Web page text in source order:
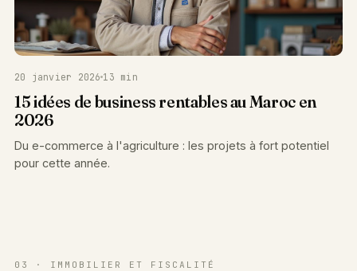
20 janvier 2026 13 min
15 idées de business rentables au Maroc en
2026
Du e-commerce à l'agriculture : les projets à fort potentiel
pour cette année.
03 · IMMOBILIER ET FISCALITÉ